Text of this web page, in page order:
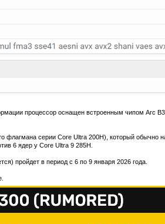
процессор оснащен встроенным чипом Arc
флагмана серии Core Ultra 200H), который обычно
6 ядер у Core Ultra 9 285H.
пройдет в период с 6 по 9 января 2026 года.